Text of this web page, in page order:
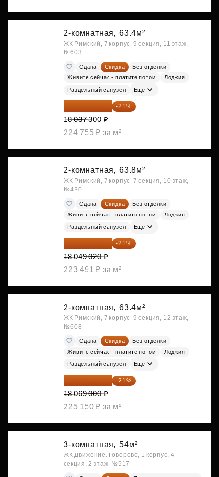
2-комнатная, 63.4м²
ЖК Римский, 7 корпус, 9 секция, 11 этаж,
№603
Сдана Скидка
Без отделки
Живите сейчас - платите потом
Лоджия
Раздельный санузел Ещё
14 249 467 ₽ -21%
18 037 300 ₽
224 755 ₽ за м²
2-комнатная, 63.8м²
ЖК Римский, 7 корпус, 7 секция, 10 этаж,
№430
Сдана Скидка
Без отделки
Живите сейчас - платите потом
Лоджия
Раздельный санузел Ещё
14 258 726 ₽ -21%
18 049 020 ₽
223 491 ₽ за м²
2-комнатная, 63.4м²
ЖК Римский, 7 корпус, 9 секция, 12 этаж,
№608
Сдана Скидка
Без отделки
Живите сейчас - платите потом
Лоджия
Раздельный санузел Ещё
14 274 510 ₽ -21%
18 069 000 ₽
225 150 ₽ за м²
3-комнатная, 54м²
ЖК Движение. Говорово, 1 корпус, 4
секция, 2 этаж, №517